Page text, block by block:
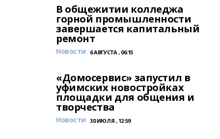
В общежитии колледжа
горной промышленности
завершается капитальный
ремонт
Новости 6 АВГУСТА , 06:15
«Домосервис» запустил в
уфимских новостройках
площадки для общения и
творчества
Новости 30 ИЮЛЯ , 12:59